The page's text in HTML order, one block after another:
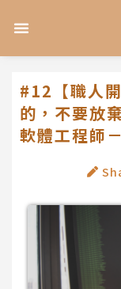
選
#12【職人
的，不要放
軟體工程師